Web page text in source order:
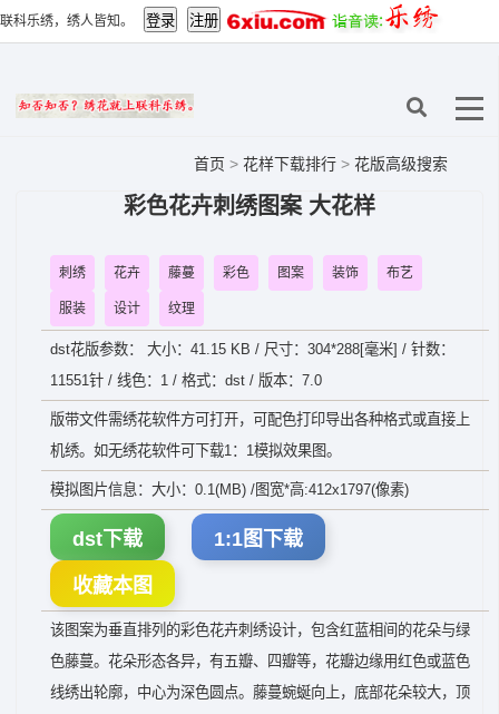
联科乐绣，绣人皆知。
首页 > 花样下载排行 > 花版高级搜索
彩色花卉刺绣图案 大花样
刺绣 花卉 藤蔓 彩色 图案 装饰 布艺
服装 设计 纹理
dst花版参数： 大小：41.15 KB / 尺寸：304*288[毫米] / 针数：
11551针 / 线色：1 / 格式：dst / 版本：7.0
版带文件需绣花软件方可打开，可配色打印导出各种格式或直接上
机绣。如无绣花软件可下载1：1模拟效果图。
模拟图片信息：大小：0.1(MB) /图宽*高:412x1797(像素)
dst下载 1:1图下载
收藏本图
该图案为垂直排列的彩色花卉刺绣设计，包含红蓝相间的花朵与绿
色藤蔓。花朵形态各异，有五瓣、四瓣等，花瓣边缘用红色或蓝色
线绣出轮廓，中心为深色圆点。藤蔓蜿蜒向上，底部花朵较大，顶